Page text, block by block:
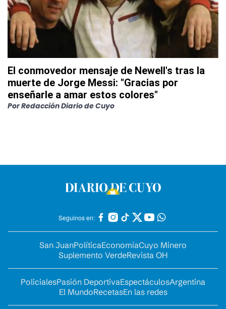
El conmovedor mensaje de Newell's tras la
muerte de Jorge Messi: "Gracias por
enseñarle a amar estos colores"
PorRedacción Diario de Cuyo
Seguinos en:
San JuanPolíticaEconomíaCuyo Minero
Suplemento VerdeRevista OH
PolicialesPasión DeportivaEspectáculosArgentina
El MundoRecetasEn las redes